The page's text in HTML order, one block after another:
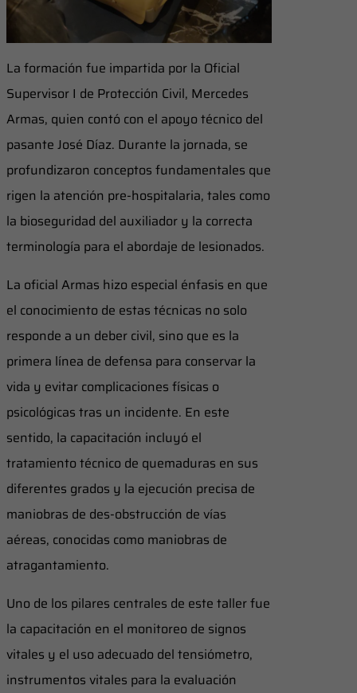
La formación fue impartida por la Oficial
Supervisor I de Protección Civil, Mercedes
Armas, quien contó con el apoyo técnico del
pasante José Díaz. Durante la jornada, se
profundizaron conceptos fundamentales que
rigen la atención pre-hospitalaria, tales como
la bioseguridad del auxiliador y la correcta
terminología para el abordaje de lesionados.
La oficial Armas hizo especial énfasis en que
el conocimiento de estas técnicas no solo
responde a un deber civil, sino que es la
primera línea de defensa para conservar la
vida y evitar complicaciones físicas o
psicológicas tras un incidente. En este
sentido, la capacitación incluyó el
tratamiento técnico de quemaduras en sus
diferentes grados y la ejecución precisa de
maniobras de des-obstrucción de vías
aéreas, conocidas como maniobras de
atragantamiento.
Uno de los pilares centrales de este taller fue
la capacitación en el monitoreo de signos
vitales y el uso adecuado del tensiómetro,
instrumentos vitales para la evaluación